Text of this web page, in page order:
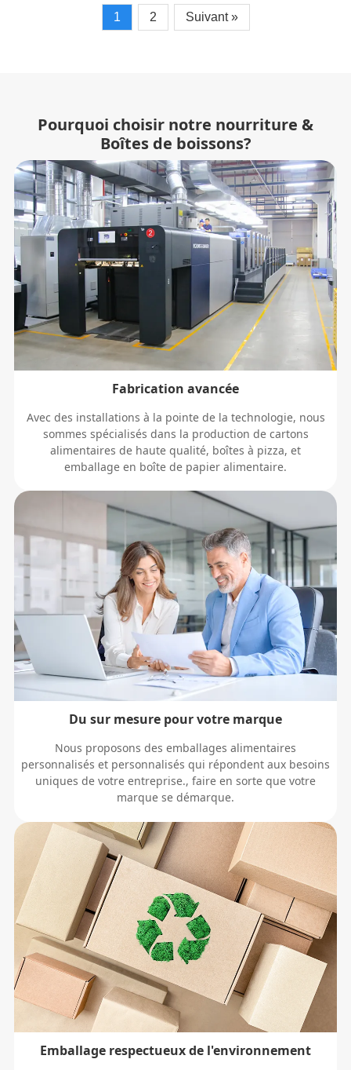
1 2 Suivant »
Pourquoi choisir notre nourriture &
Boîtes de boissons?
Fabrication avancée
Avec des installations à la pointe de la technologie, nous
sommes spécialisés dans la production de cartons
alimentaires de haute qualité, boîtes à pizza, et
emballage en boîte de papier alimentaire.
Du sur mesure pour votre marque
Nous proposons des emballages alimentaires
personnalisés et personnalisés qui répondent aux besoins
uniques de votre entreprise., faire en sorte que votre
marque se démarque.
Emballage respectueux de l'environnement